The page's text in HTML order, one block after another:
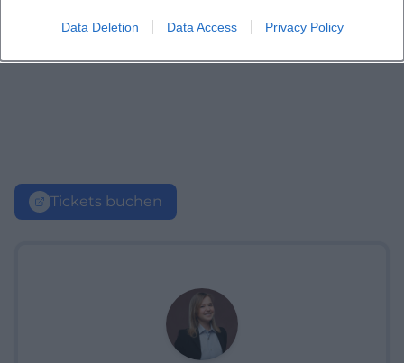
Data Deletion Data Access Privacy Policy
Tickets buchen